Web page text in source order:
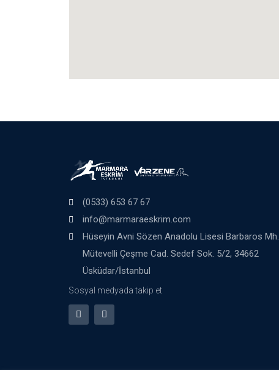
(0533) 653 67 67
info@marmaraeskrim.com
Hüseyin Avni Sözen Anadolu Lisesi Barbaros Mh.
Mütevelli Çeşme Cad. Sedef Sok. 5/2, 34662
Üsküdar/İstanbul
Sosyal medyada takip et